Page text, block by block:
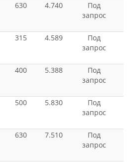
630 4.740
Под
запрос
315 4.589
Под
запрос
400 5.388
Под
запрос
500 5.830
Под
запрос
630 7.510
Под
запрос